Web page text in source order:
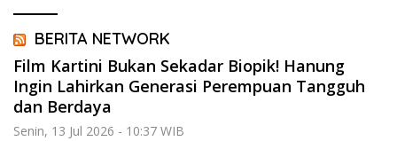
BERITA NETWORK
Film Kartini Bukan Sekadar Biopik! Hanung
Ingin Lahirkan Generasi Perempuan Tangguh
dan Berdaya
Senin, 13 Jul 2026 - 10:37 WIB